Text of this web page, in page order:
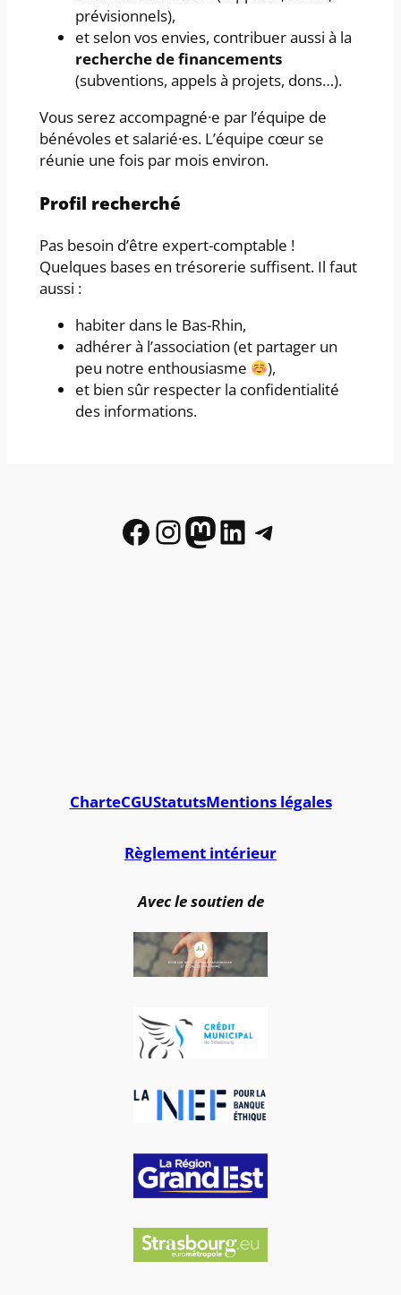
prévisionnels),
et selon vos envies, contribuer aussi à la
recherche de financements
(subventions, appels à projets, dons…).
Vous serez accompagné·e par l’équipe de
bénévoles et salarié·es. L’équipe cœur se
réunie une fois par mois environ.
Profil recherché
Pas besoin d’être expert-comptable !
Quelques bases en trésorerie suffisent. Il faut
aussi :
habiter dans le Bas-Rhin,
adhérer à l’association (et partager un
peu notre enthousiasme
),
et bien sûr respecter la confidentialité
des informations.
Facebook InstagramMastodon LinkedIn Telegram
CharteCGUStatutsMentions légales
Règlement intérieur
Avec le soutien de